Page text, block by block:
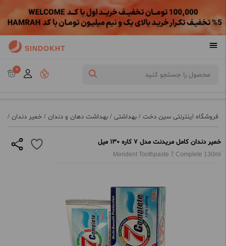
SINDOKHT
0
فروشگاه اینترنتی سین دخت / بهداشتی / بهداشت دهان و دندان / خمیر دندان /
خمیر دندان کامل مریدنت مدل 7 کاره 130 میل
Merident Toothpaste 7 Complete 130ml